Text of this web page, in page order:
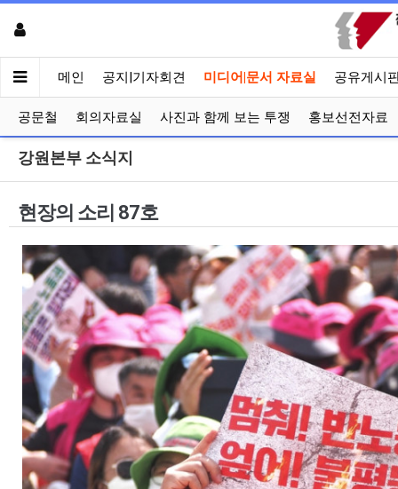
메인 공지|기자회견 미디어|문서 자료실 공유게시
공문철 회의자료실 사진과 함께 보는 투쟁 홍보선전자료
강원본부 소식지
현장의 소리 87호